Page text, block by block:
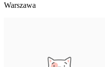
Warszawa